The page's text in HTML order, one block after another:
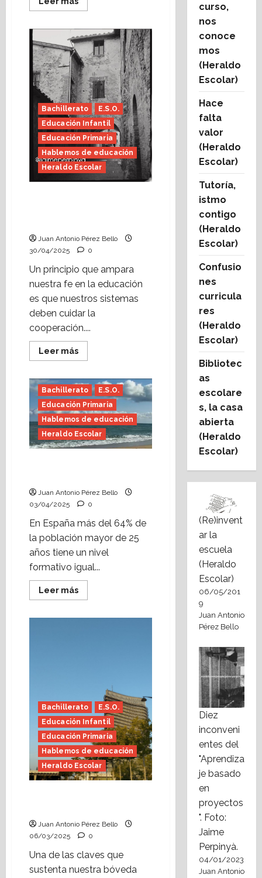
más
Nuestra
escuela,
nuestra
familia
(Heraldo
Escolar)
Bachillerato
E.S.O.
Educación Infantil
Educación Primaria
Hablemos de educación
Heraldo Escolar
Juan Antonio Pérez Bello
30/04/2025
0
Un principio que ampara
nuestra fe en la educación
es que nuestros sistemas
deben cuidar la
cooperación....
Leer másLeer
más
Comunidad
cuidadora
(Heraldo
Escolar)
Foto:
Jaime
Perpinyà
Bachillerato
E.S.O.
Educación Primaria
Hablemos de educación
Heraldo Escolar
Juan Antonio Pérez Bello
03/04/2025
0
En España más del 64% de
la población mayor de 25
años tiene un nivel
formativo igual...
Leer másLeer
más
Bachillerato
E.S.O.
Educación Infantil
Educación Primaria
Hablemos de educación
Heraldo Escolar
Juan Antonio Pérez Bello
06/03/2025
0
Una de las claves que
sustenta nuestra bóveda
curso,
nos
conoce
mos
(Heraldo
Escolar)
Hace
falta
valor
(Heraldo
Escolar)
Tutoría,
istmo
contigo
(Heraldo
Escolar)
Confusio
nes
curricula
res
(Heraldo
Escolar)
Bibliotec
as
escolare
s, la casa
abierta
(Heraldo
Escolar)
(Re)invent
ar la
escuela
(Heraldo
Escolar)
06/05/201
9
Juan Antonio
Pérez Bello
Diez
inconveni
entes del
"Aprendiza
je basado
en
proyectos
". Foto:
Jaime
Perpinyà.
04/01/2023
Juan Antonio